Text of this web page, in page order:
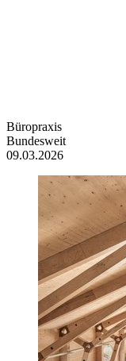
Büropraxis
Bundesweit
09.03.2026